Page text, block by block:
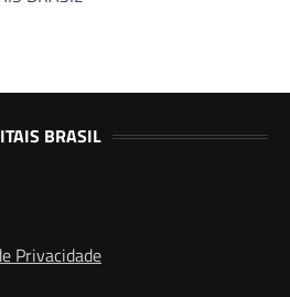
BRASIL
Privacidade